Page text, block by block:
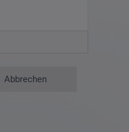
Abbrechen